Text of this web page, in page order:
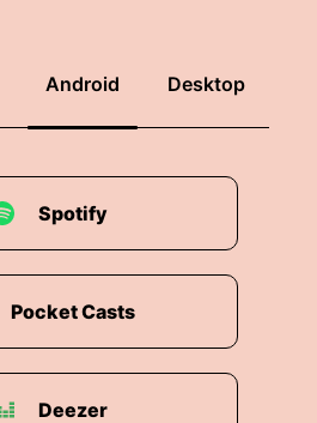
Android Desktop
Spotify
Pocket Casts
Deezer